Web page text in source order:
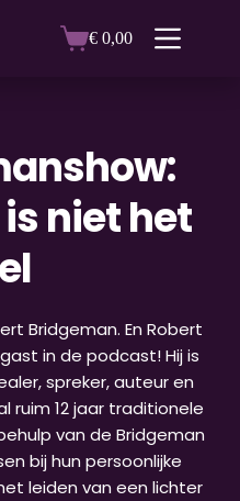
Winkelwagen
€ 0,00
niet het
Bridgeman. En Robert
in de podcast! Hij is
spreker, auteur en
ruim 12 jaar traditionele
van de Bridgeman
bij hun persoonlijke
leiden van een lichter